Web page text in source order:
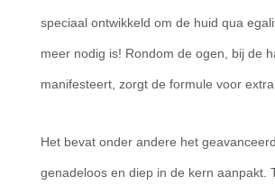
speciaal ontwikkeld om de huid qua
meer nodig is! Rondom de ogen, bij de
manifesteert, zorgt de formule voor
Het bevat onder andere het
genadeloos en diep in de kern aanpakt.